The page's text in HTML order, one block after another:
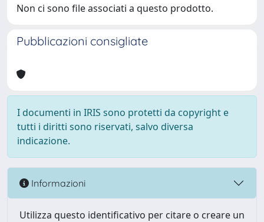
Non ci sono file associati a questo prodotto.
Pubblicazioni consigliate
I documenti in IRIS sono protetti da copyright e
tutti i diritti sono riservati, salvo diversa
indicazione.
Informazioni
Utilizza questo identificativo per citare o creare un